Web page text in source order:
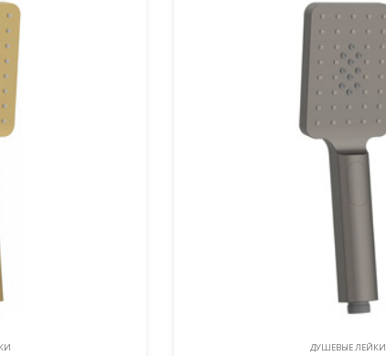
ДУШЕВЫЕ ЛЕЙКИ